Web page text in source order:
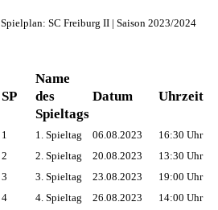
Spielplan: SC Freiburg II | Saison 2023/2024
SP
Name
des
Spieltags
Datum Uhrzeit
1 1. Spieltag 06.08.2023 16:30 Uhr
2
2. Spieltag 20.08.2023 13:30 Uhr
3
3. Spieltag 23.08.2023 19:00 Uhr
4
4. Spieltag 26.08.2023 14:00 Uhr